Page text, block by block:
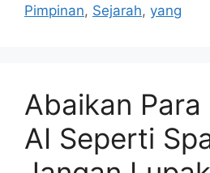
Pimpinan, Sejarah, yang
Abaikan Para
AI Seperti